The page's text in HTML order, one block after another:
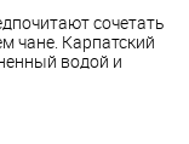
сочетать
чане. Карпатский
водой и